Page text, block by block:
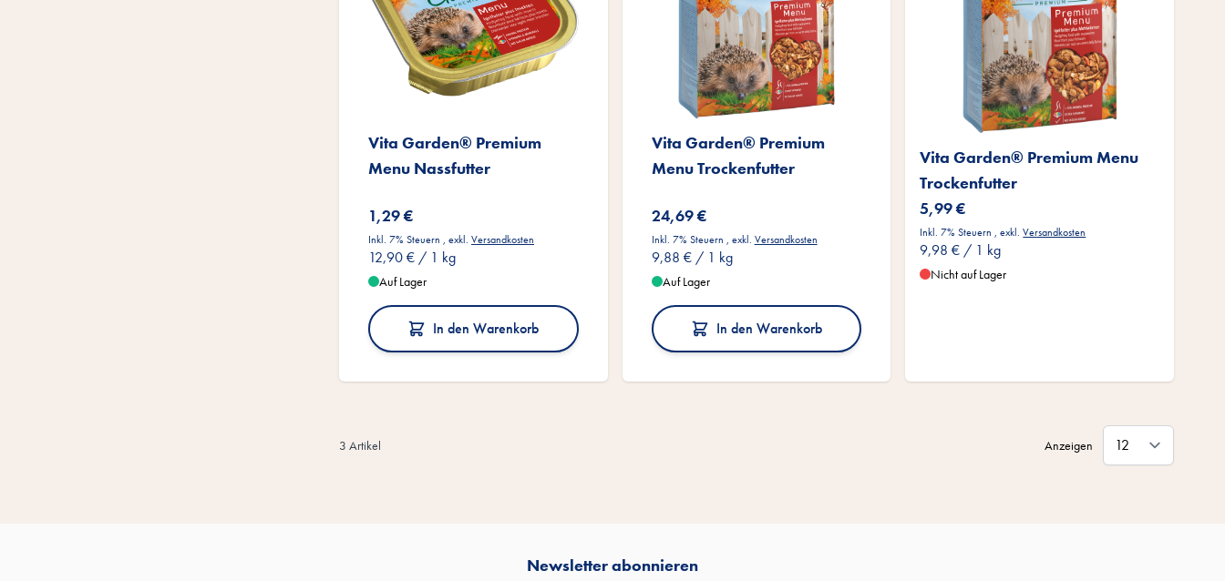
Vita Garden® Premium
Menu Nassfutter
1,29 €
Inkl. 7% Steuern , exkl. Versandkosten
12,90 € / 1 kg
Auf Lager
In den Warenkorb
Vita Garden® Premium
Menu Trockenfutter
24,69 €
Inkl. 7% Steuern , exkl. Versandkosten
9,88 €/ 1 kg
Auf Lager
In den Warenkorb
Vita Garden® Premium Menu
Trockenfutter
5,99 €
Inkl. 7% Steuern ,exkl.Versandkosten
9,98 € / 1 kg
Nicht auf Lager
3 Artikel Anzeigen
Newsletter abonnieren